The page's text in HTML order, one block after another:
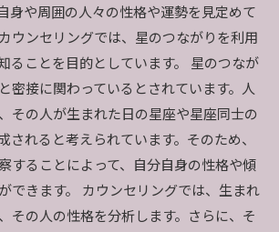
身や周囲の人々の性格や運勢を見定めて
ウンセリングでは、星のつながりを利用
ることを目的としています。 星のつなが
密接に関わっているとされています。人
その人が生まれた日の星座や星座同士の
されると考えられています。そのため、
することによって、自分自身の性格や傾
できます。 カウンセリングでは、生まれ
その人の性格を分析します。さらに、そ